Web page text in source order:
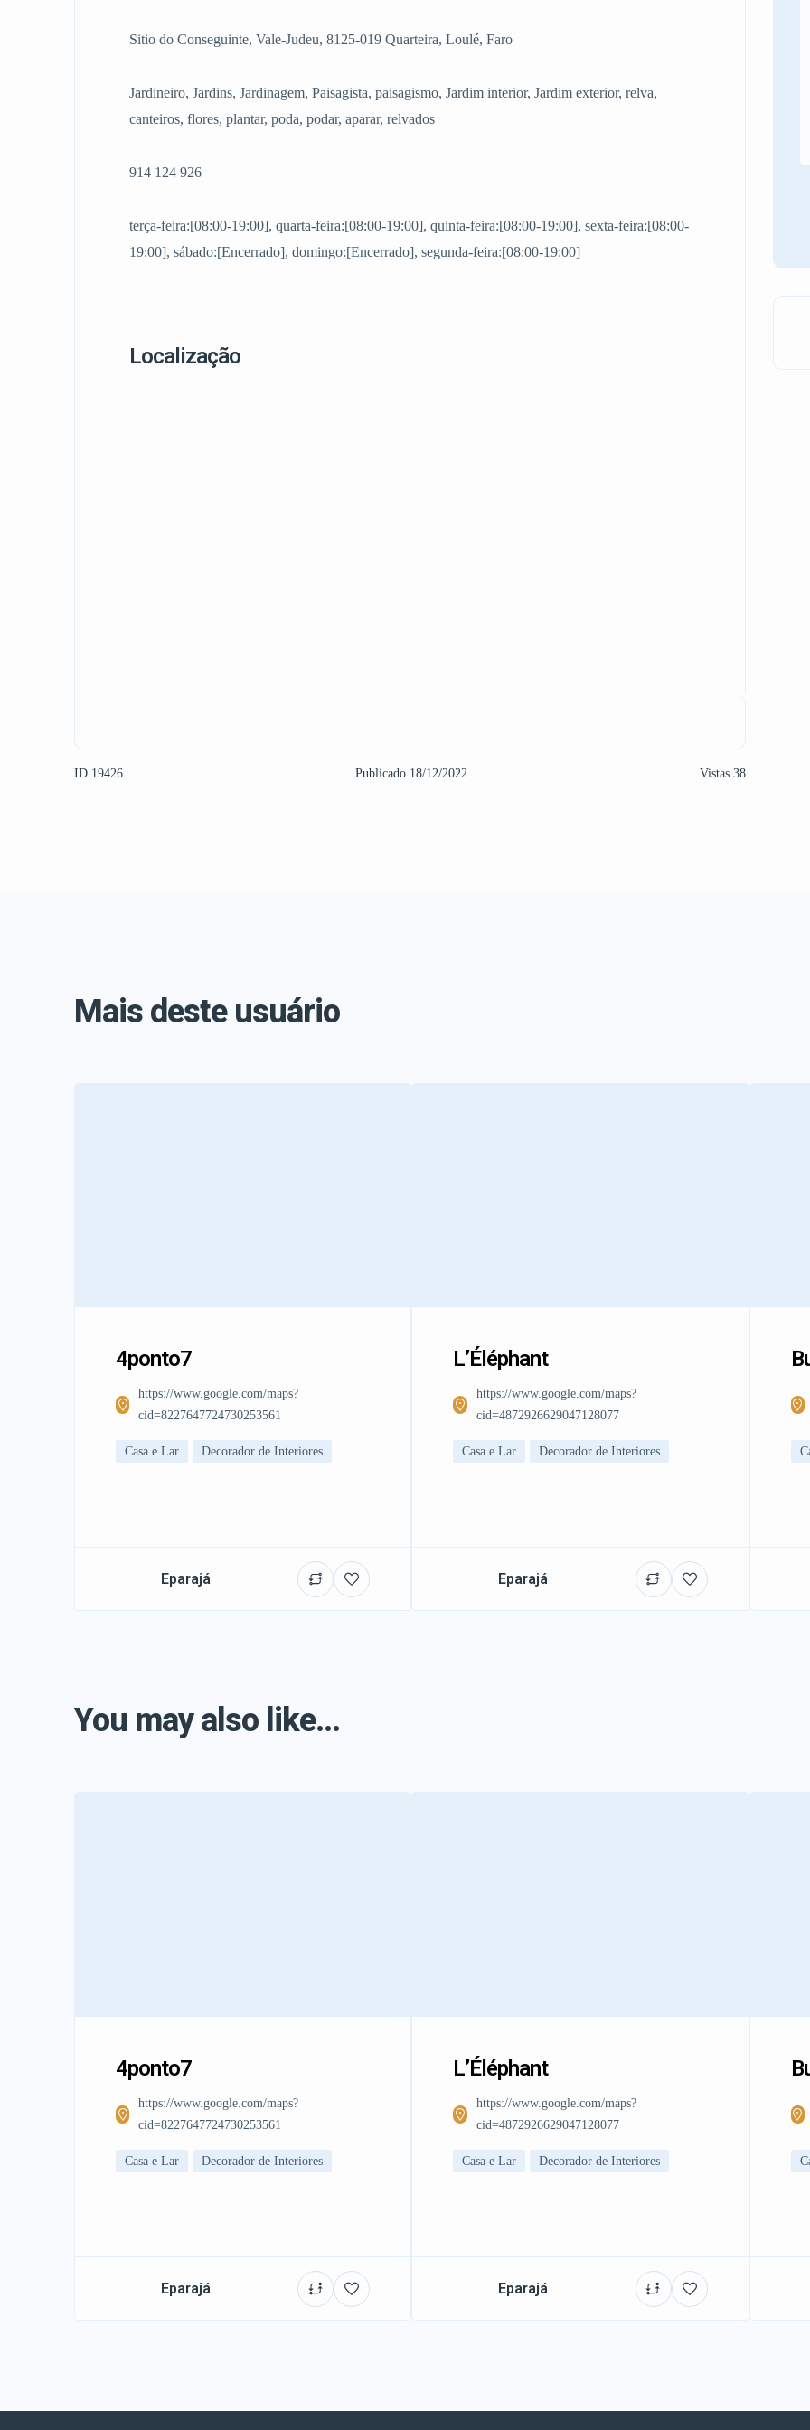
Sitio do Conseguinte, Vale-Judeu, 8125-019 Quarteira, Loulé, Faro
Jardineiro, Jardins, Jardinagem, Paisagista, paisagismo, Jardim interior, Jardim exterior, relva,
canteiros, flores, plantar, poda, podar, aparar, relvados
914 124 926
terça-feira:[08:00-19:00], quarta-feira:[08:00-19:00], quinta-feira:[08:00-19:00], sexta-feira:[08:00-
19:00], sábado:[Encerrado], domingo:[Encerrado], segunda-feira:[08:00-19:00]
Localização
ID 19426 Publicado 18/12/2022 Vistas 38
Mais deste usuário
4ponto7
https://www.google.com/maps?
cid=8227647724730253561
Casa e Lar Decorador de Interiores
Eparajá
L’Éléphant
https://www.google.com/maps?
cid=4872926629047128077
Casa e Lar Decorador de Interiores
Eparajá
You may also like...
4ponto7
https://www.google.com/maps?
cid=8227647724730253561
Casa e Lar Decorador de Interiores
Eparajá
L’Éléphant
https://www.google.com/maps?
cid=4872926629047128077
Casa e Lar Decorador de Interiores
Eparajá